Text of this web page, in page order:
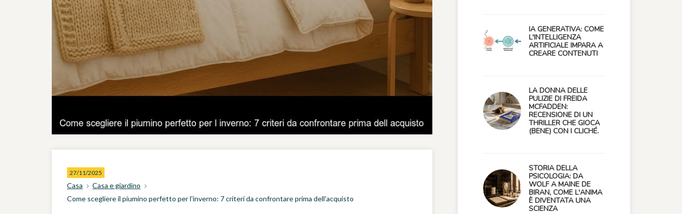
27/11/2025
Casa
Casa e giardino
Come scegliere il piumino perfetto per l'inverno: 7 criteri da confrontare prima dell'acquisto
IA GENERATIVA: COME
L'INTELLIGENZA
ARTIFICIALE IMPARA A
CREARE CONTENUTI
LA DONNA DELLE
PULIZIE DI FREIDA
MCFADDEN:
RECENSIONE DI UN
THRILLER CHE GIOCA
(BENE) CON I CLICHÉ.
STORIA DELLA
PSICOLOGIA: DA
WOLF A MAINE DE
BIRAN, COME L'ANIMA
È DIVENTATA UNA
SCIENZA